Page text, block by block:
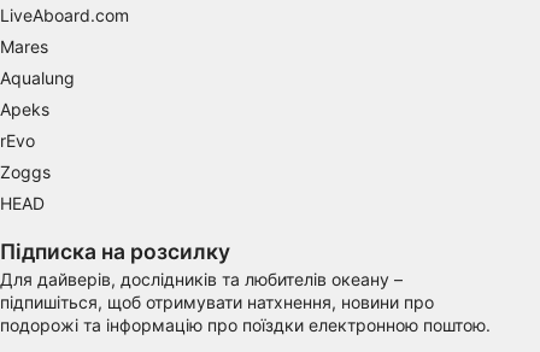
LiveAboard.com
Mares
Aqualung
Apeks
rEvo
Zoggs
HEAD
Підписка на розсилку
Для дайверів, дослідників та любителів океану –
підпишіться, щоб отримувати натхнення, новини про
подорожі та інформацію про поїздки електронною поштою.